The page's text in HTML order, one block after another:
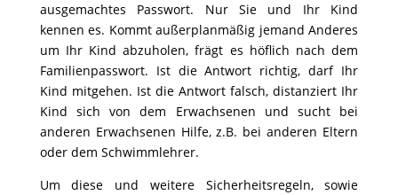
ausgemachtes Passwort. Nur Sie und Ihr Kind
kennen es. Kommt außerplanmäßig jemand Anderes
um Ihr Kind abzuholen, frägt es höflich nach dem
Familienpasswort. Ist die Antwort richtig, darf Ihr
Kind mitgehen. Ist die Antwort falsch, distanziert Ihr
Kind sich von dem Erwachsenen und sucht bei
anderen Erwachsenen Hilfe, z.B. bei anderen Eltern
oder dem Schwimmlehrer.
Um diese und weitere Sicherheitsregeln, sowie